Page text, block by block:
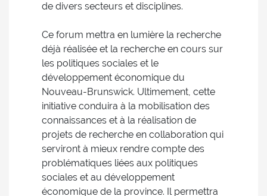
de divers secteurs et disciplines.
Ce forum mettra en lumière la recherche
déjà réalisée et la recherche en cours sur
les politiques sociales et le
développement économique du
Nouveau-Brunswick. Ultimement, cette
initiative conduira à la mobilisation des
connaissances et à la réalisation de
projets de recherche en collaboration qui
serviront à mieux rendre compte des
problématiques liées aux politiques
sociales et au développement
économique de la province. Il permettra